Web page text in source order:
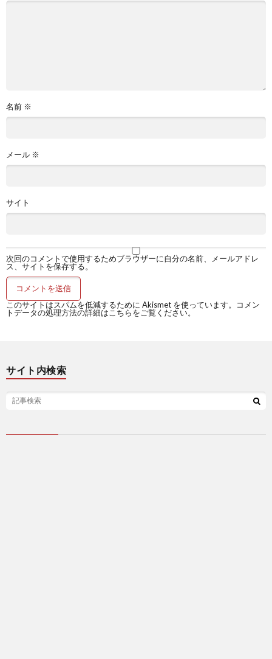
名前 ※
メール ※
サイト
次回のコメントで使用するためブラウザーに自分の名前、メールアドレ
ス、サイトを保存する。
このサイトはスパムを低減するために Akismet を使っています。
コメン
トデータの処理方法の詳細はこちらをご覧ください。
サイト内検索